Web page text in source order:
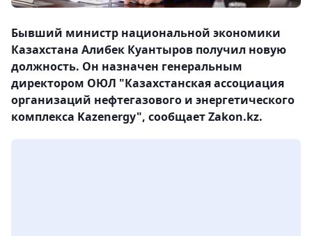
Бывший министр национальной экономики
Казахстана Алибек Куантыров получил новую
должность. Он назначен генеральным
директором ОЮЛ "Казахстанская ассоциация
организаций нефтегазового и энергетического
комплекса Kazenergy", сообщает Zakon.kz.